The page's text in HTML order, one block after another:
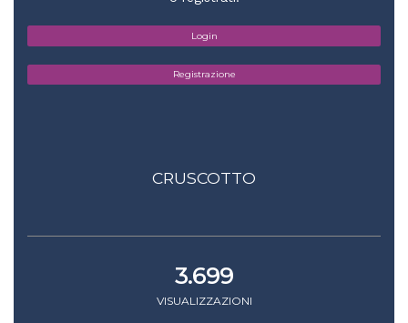
Login
Registrazione
CRUSCOTTO
3.699
VISUALIZZAZIONI